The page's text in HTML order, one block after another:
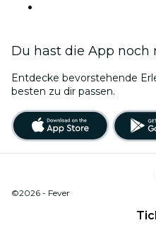
Du hast die App noch
Entdecke bevorstehende
besten zu dir passen.
©2026 - Fever